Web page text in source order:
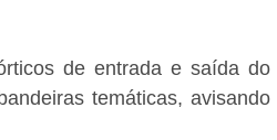
de entrada e saída do
temáticas, avisando